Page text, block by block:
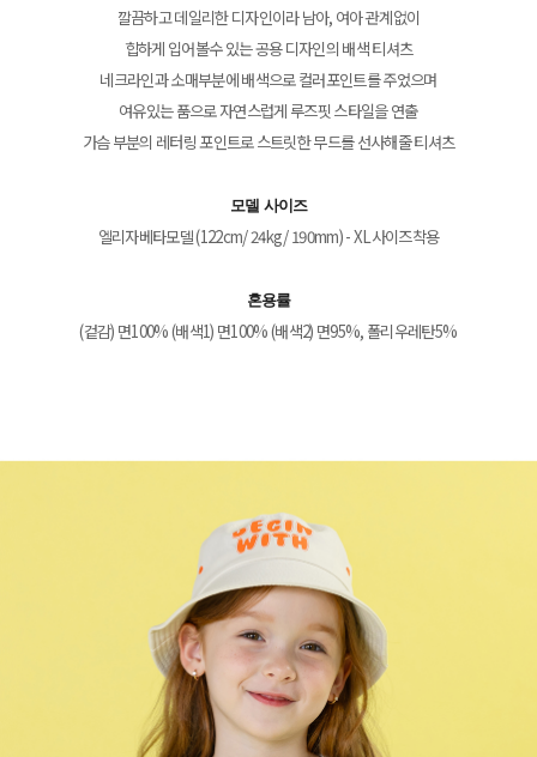
깔끔하고 데일리한 디자인이라 남아, 여아 관계없이
힙하게 입어볼수 있는 공용 디자인의 배색 티셔츠
네크라인과 소매부분에 배색으로 컬러포인트를 주었으며
여유있는 품으로 자연스럽게 루즈핏 스타일을 연출
가슴 부분의 레터링 포인트로 스트릿한 무드를 선사해줄 티셔츠
모델 사이즈
엘리자베타모델 (122cm/ 24kg/ 190mm) - XL사이즈착용
혼용률
(겉감) 면100% (배색1) 면100% (배색2) 면95%, 폴리우레탄5%